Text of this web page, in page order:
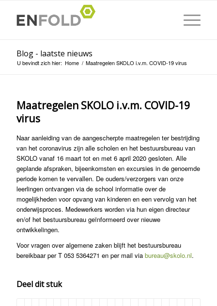
Blog - laatste nieuws
U bevindt zich hier: Home / Maatregelen SKOLO i.v.m. COVID-19 virus
Maatregelen SKOLO i.v.m. COVID-19
virus
Naar aanleiding van de aangescherpte maatregelen ter bestrijding
van het coronavirus zijn alle scholen en het bestuursbureau van
SKOLO vanaf 16 maart tot en met 6 april 2020 gesloten. Alle
geplande afspraken, bijeenkomsten en excursies in de genoemde
periode komen te vervallen. De ouders/verzorgers van onze
leerlingen ontvangen via de school informatie over de
mogelijkheden voor opvang van kinderen en een vervolg van het
onderwijsproces. Medewerkers worden via hun eigen directeur
en/of het bestuursbureau geïnformeerd over nieuwe
ontwikkelingen.
Voor vragen over algemene zaken blijft het bestuursbureau
bereikbaar per T 053 5364271 en per mail via bureau@skolo.nl.
Deel dit stuk